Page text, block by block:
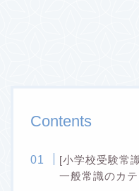
Contents
[小学校受験常
一般常識のカテ